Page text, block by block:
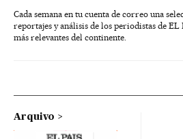
Cada semana en tu cuenta de correo una
reportajes y análisis de los periodistas de
más relevantes del continente.
Arquivo